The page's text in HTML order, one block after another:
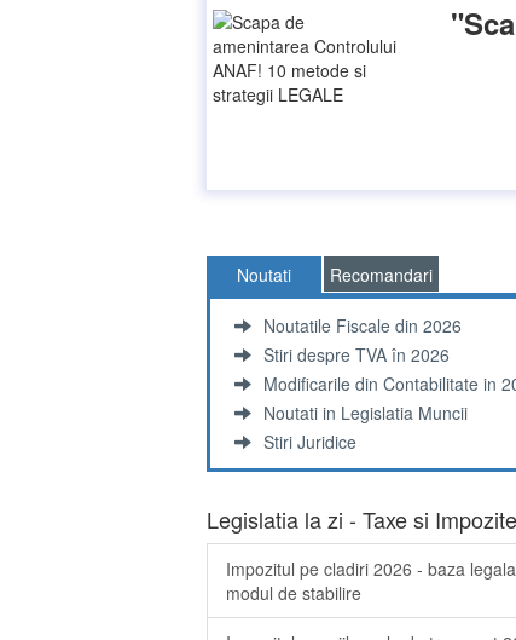
Noutati Recomandari
Noutatile Fiscale din 2026
Stiri despre TVA în 2026
Modificarile din Contabilitate in
Noutati in Legislatia Muncii
Stiri Juridice
Legislatia la zi - Taxe si
Impozitul pe cladiri 2026 - baza
modul de stabilire